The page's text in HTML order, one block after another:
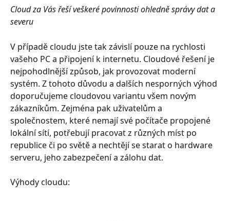
Cloud za Vás řeší veškeré povinnosti ohledně správy dat a
severu
V případě cloudu jste tak závislí pouze na rychlosti
vašeho PC a připojení k internetu. Cloudové řešení je
nejpohodlnější způsob, jak provozovat moderní
systém. Z tohoto důvodu a dalších nesporných výhod
doporučujeme cloudovou variantu všem novým
zákazníkům. Zejména pak uživatelům a
společnostem, které nemají své počítače propojené
lokální sítí, potřebují pracovat z různých míst po
republice či po světě a nechtějí se starat o hardware
serveru, jeho zabezpečení a zálohu dat.
Výhody cloudu: